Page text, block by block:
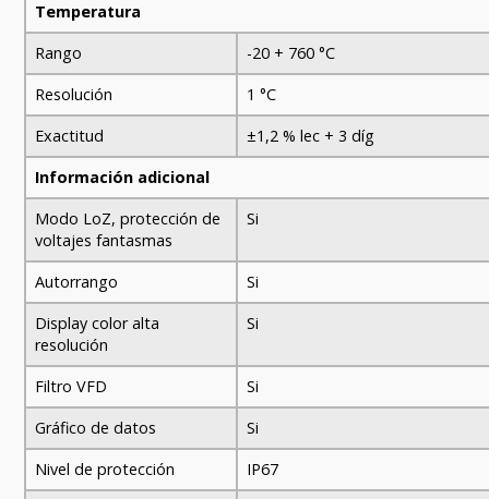
Temperatura
Rango
-20 + 760 °C
Resolución
1 °C
Exactitud
±1,2 % lec + 3 díg
Información adicional
Modo LoZ, protección de
voltajes fantasmas
Si
Autorrango
Si
Display color alta
resolución
Si
Filtro VFD
Si
Gráfico de datos
Si
Nivel de protección
IP67